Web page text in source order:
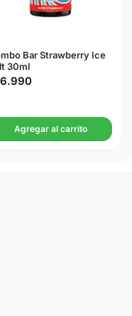
Bar Strawberry Ice
30ml
Agregar al carrito